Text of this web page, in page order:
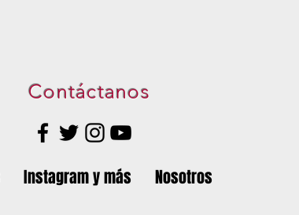
Contáctanos
Nosotros
Instagram y más